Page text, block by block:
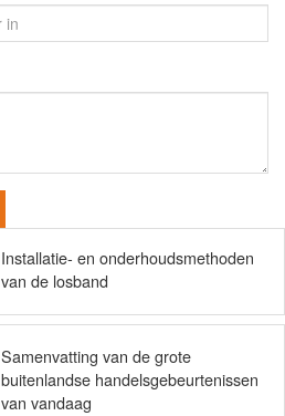
Installatie- en onderhoudsmethoden
van de losband
Samenvatting van de grote
buitenlandse handelsgebeurtenissen
van vandaag